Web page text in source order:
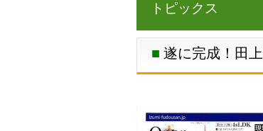
トピックス
遂に完成！田